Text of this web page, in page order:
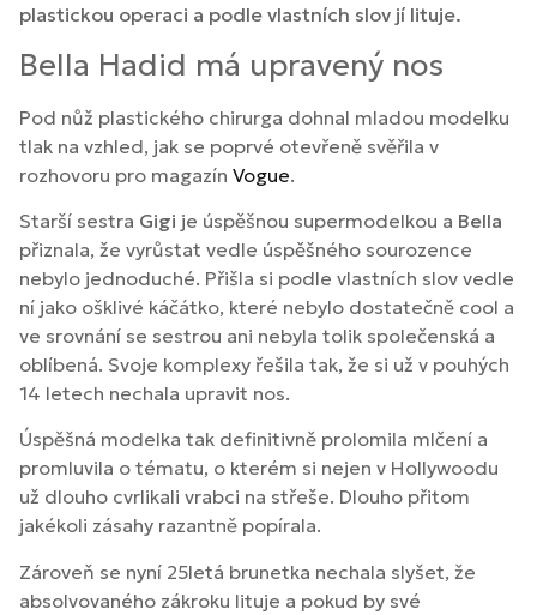
plastickou operaci a podle vlastních slov jí lituje.
Bella Hadid má upravený nos
Pod nůž plastického chirurga dohnal mladou modelku
tlak na vzhled, jak se poprvé otevřeně svěřila v
rozhovoru pro magazín Vogue.
Starší sestra Gigi je úspěšnou supermodelkou a Bella
přiznala, že vyrůstat vedle úspěšného sourozence
nebylo jednoduché. Přišla si podle vlastních slov vedle
ní jako ošklivé káčátko, které nebylo dostatečně cool a
ve srovnání se sestrou ani nebyla tolik společenská a
oblíbená. Svoje komplexy řešila tak, že si už v pouhých
14 letech nechala upravit nos.
Úspěšná modelka tak definitivně prolomila mlčení a
promluvila o tématu, o kterém si nejen v Hollywoodu
už dlouho cvrlikali vrabci na střeše. Dlouho přitom
jakékoli zásahy razantně popírala.
Zároveň se nyní 25letá brunetka nechala slyšet, že
absolvovaného zákroku lituje a pokud by své